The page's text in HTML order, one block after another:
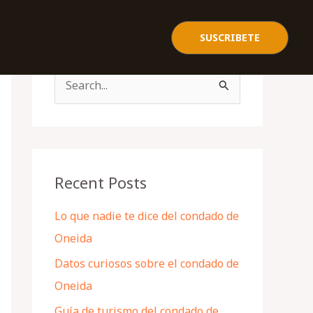
SUSCRIBETE
c
f
o
r
:
Recent Posts
Lo que nadie te dice del condado de
Oneida
Datos curiosos sobre el condado de
Oneida